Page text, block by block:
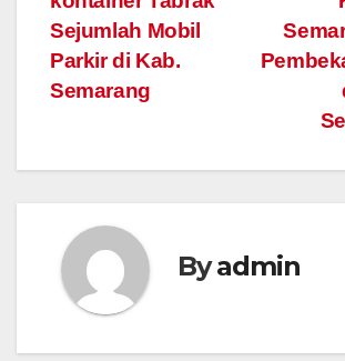
Sejumlah Mobil
Parkir di Kab.
Semarang
Byadmin